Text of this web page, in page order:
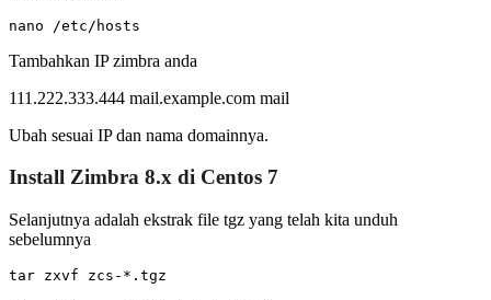
nano /etc/hosts
Tambahkan IP zimbra anda
111.222.333.444 mail.example.com mail
Ubah sesuai IP dan nama domainnya.
Install Zimbra 8.x di Centos 7
Selanjutnya adalah ekstrak file tgz yang telah kita unduh
sebelumnya
tar zxvf zcs-*.tgz